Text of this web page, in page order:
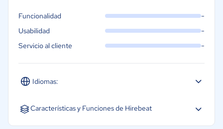
Idiomas:
Inglés
Funcionalidad -
Usabilidad -
Servicio al cliente -
Características y Funciones de Hirebeat